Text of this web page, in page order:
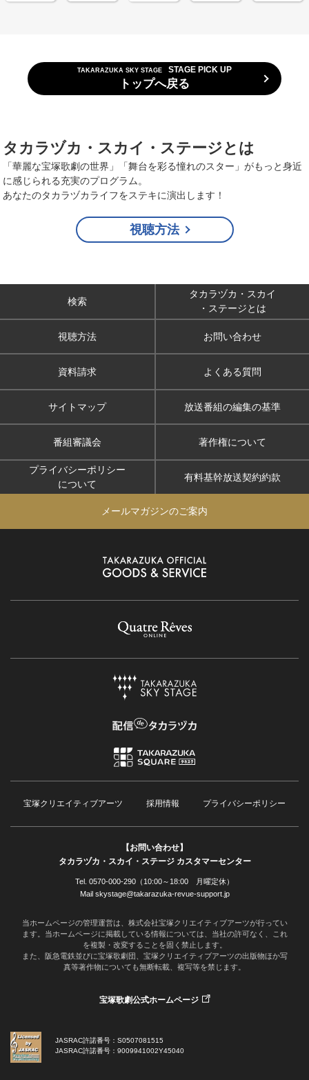
TAKARAZUKA SKY STAGE STAGE PICK UP
トップへ戻る
タカラヅカ・スカイ・ステージとは
「華麗な宝塚歌劇の世界」「舞台を彩る憧れのスター」がもっと身近
に感じられる充実のプログラム。
あなたのタカラヅカライフをステキに演出します！
視聴方法
検索
タカラヅカ・スカイ
・ステージとは
視聴方法 お問い合わせ
資料請求 よくある質問
サイトマップ 放送番組の編集の基準
番組審議会 著作権について
プライバシーポリシー
について
有料基幹放送契約約款
メールマガジンのご案内
宝塚クリエイティブアーツ 採用情報 プライバシーポリシー
【お問い合わせ】
タカラヅカ・スカイ・ステージ カスタマーセンター
Tel. 0570-000-290（10:00～18:00 月曜定休）
Mail skystage@takarazuka-revue-support.jp
当ホームページの管理運営は、株式会社宝塚クリエイティブアーツが行ってい
ます。当ホームページに掲載している情報については、当社の許可なく、これ
を複製・改変することを固く禁止します。
また、阪急電鉄並びに宝塚歌劇団、宝塚クリエイティブアーツの出版物ほか写
真等著作物についても無断転載、複写等を禁じます。
宝塚歌劇公式ホームページ
JASRAC許諾番号：S0507081515
JASRAC許諾番号：9009941002Y45040